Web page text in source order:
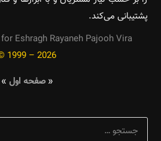
پشتیبانی می‌کند.
Eshragh Rayaneh Pajooh Vira
1999 – 2026
«صفحه اول »